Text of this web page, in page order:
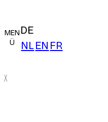
MEN
Ü
DE
NL EN FR
X